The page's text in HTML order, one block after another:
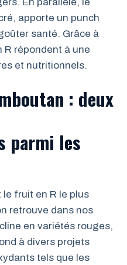
apporte un punch
santé. Grâce à
répondent à une
et nutritionnels.
: deux
parmi les
fruit en R le plus
retrouve dans nos
en variétés rouges,
à divers projets
tels que les